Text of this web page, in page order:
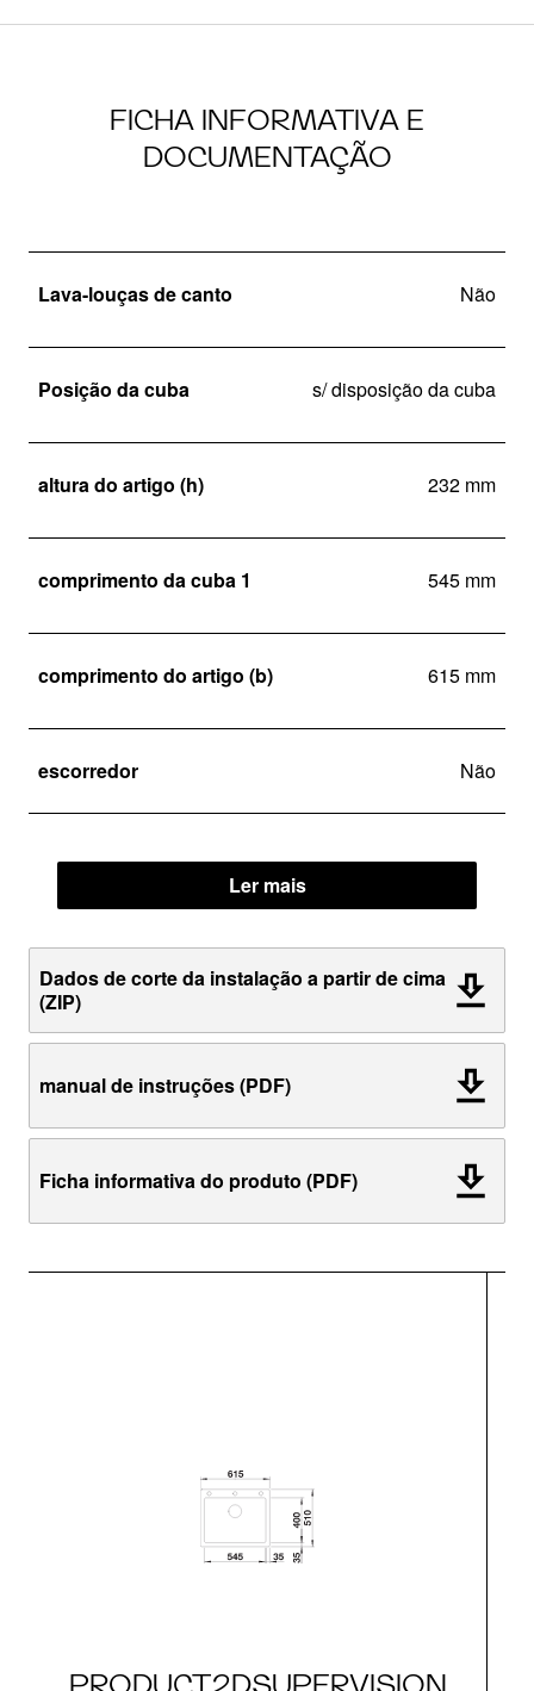
FICHA INFORMATIVA E
DOCUMENTAÇÃO
Lava-louças de canto Não
Posição da cuba s/ disposição da cuba
altura do artigo (h) 232 mm
comprimento da cuba 1 545 mm
comprimento do artigo (b) 615 mm
escorredor Não
Ler mais
Dados de corte da instalação a partir de cima
(ZIP)
manual de instruções (PDF)
Ficha informativa do produto (PDF)